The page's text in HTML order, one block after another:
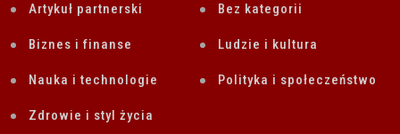
Artykuł partnerski Bez kategorii
Biznes i finanse Ludzie i kultura
Nauka i technologie Polityka i społeczeństwo
Zdrowie i styl życia